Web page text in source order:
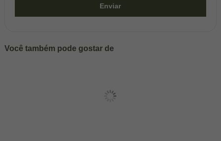
Enviar
Você também pode gostar de